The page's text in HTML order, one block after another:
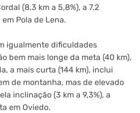
(8,3 km a 5,8%), a 7,2
Pola de Lena.
igualmente dificuldades
bem mais longe da meta (40 km),
a mais curta (144 km), inclui
de montanha, mas de elevado
inclinação (3 km a 9,3%), a
em Oviedo.